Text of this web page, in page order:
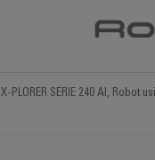
X-PLORER SERIE 240 AI,